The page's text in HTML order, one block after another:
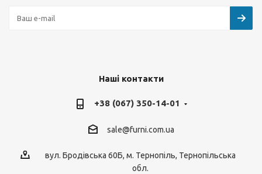
Наші контакти
+38 (067) 350-14-01
sale@furni.com.ua
вул. Бродівська 60Б, м. Тернопіль, Тернопільська
обл.